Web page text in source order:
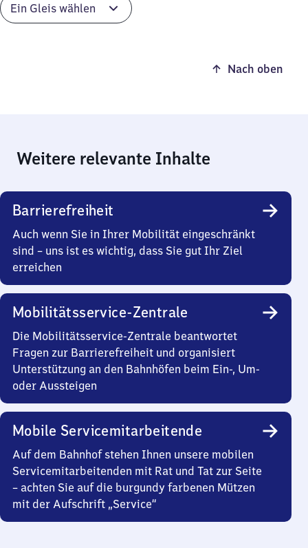
Nach oben
Weitere relevante Inhalte
Barrierefreiheit
Auch wenn Sie in Ihrer Mobilität eingeschränkt
sind – uns ist es wichtig, dass Sie gut Ihr Ziel
erreichen
Mobilitätsservice-Zentrale
Die Mobilitätsservice-Zentrale beantwortet
Fragen zur Barrierefreiheit und organisiert
Unterstützung an den Bahnhöfen beim Ein-, Um-
oder Aussteigen
Mobile Servicemitarbeitende
Auf dem Bahnhof stehen Ihnen unsere mobilen
Servicemitarbeitenden mit Rat und Tat zur Seite
– achten Sie auf die burgundy farbenen Mützen
mit der Aufschrift „Service“